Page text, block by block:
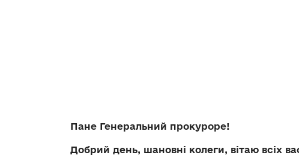
Пане Генеральний прокуроре!
Добрий день, шановні колеги, вітаю всіх